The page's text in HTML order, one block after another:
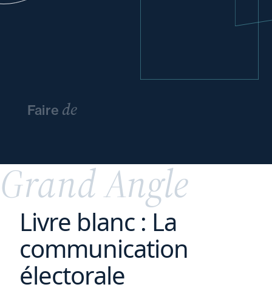
Faire de
Grand Angle
Livre blanc : La
communication
électorale